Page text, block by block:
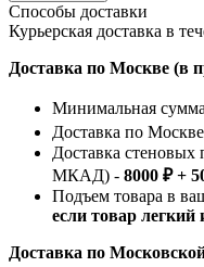
Способы доставки
Курьерская доставка в
Доставка по Москве (в
Минимальная
Доставка по
Доставка стеновых
МКАД) - 8000 ₽ +
Подъем товара в
если товар
Доставка по